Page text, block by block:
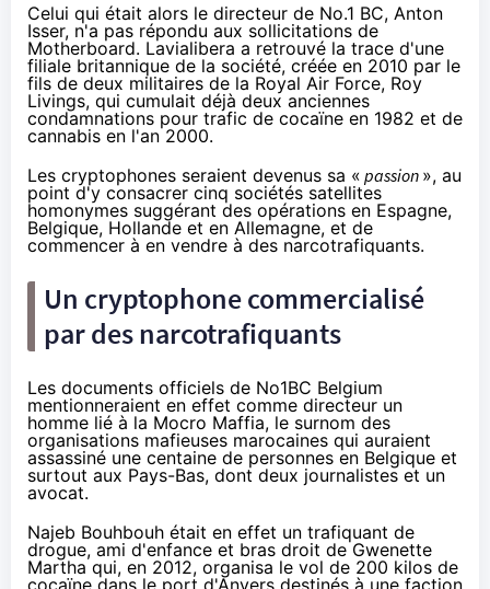
Celui qui était alors le directeur de No.1 BC, Anton
Isser, n'a pas répondu aux sollicitations de
Motherboard. Lavialibera a retrouvé la trace d'une
filiale britannique de la société, créée en 2010 par le
fils de deux militaires de la Royal Air Force, Roy
Livings, qui cumulait déjà deux anciennes
condamnations pour trafic de cocaïne en 1982 et de
cannabis en l'an 2000.
Les cryptophones seraient devenus sa « passion », au
point d'y consacrer cinq sociétés satellites
homonymes suggérant des opérations en Espagne,
Belgique, Hollande et en Allemagne, et de
commencer à en vendre à des narcotrafiquants.
Un cryptophone commercialisé
par des narcotrafiquants
Les documents officiels de No1BC Belgium
mentionneraient en effet comme directeur un
homme lié à la Mocro Maffia, le surnom des
organisations mafieuses marocaines qui auraient
assassiné une centaine de personnes en Belgique et
surtout aux Pays-Bas, dont deux journalistes et un
avocat.
Najeb Bouhbouh était en effet un trafiquant de
drogue, ami d'enfance et bras droit deGwenette
Marthaqui, en 2012, organisa le vol de 200 kilos de
cocaïne dans le port d'Anvers destinés à une faction